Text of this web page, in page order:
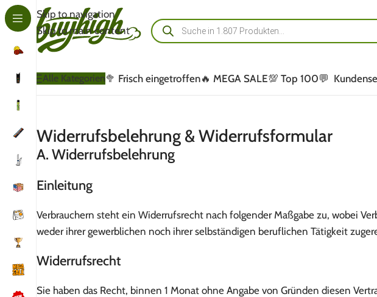
Skip to navigation
Skip to main content
Alle Kategorien🥦 Frisch eingetroffen🔥 MEGA SALE💯 Top 100💬
Widerrufsbelehrung & Widerrufsformular
A. Widerrufsbelehrung
Einleitung
Verbrauchern steht ein Widerrufsrecht nach folgender Maßgabe zu, wobei
weder ihrer gewerblichen noch ihrer selbständigen beruflichen Tätigkeit
Widerrufsrecht
Sie haben das Recht, binnen 1 Monat ohne Angabe von Gründen diesen